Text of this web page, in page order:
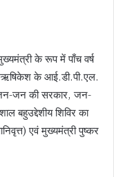
के रूप में पाँच वर्ष
ऋषिकेश के आई.डी.पी.एल.
जन की सरकार, जन-
बहुउद्देशीय शिविर का
एवं मुख्यमंत्री पुष्कर